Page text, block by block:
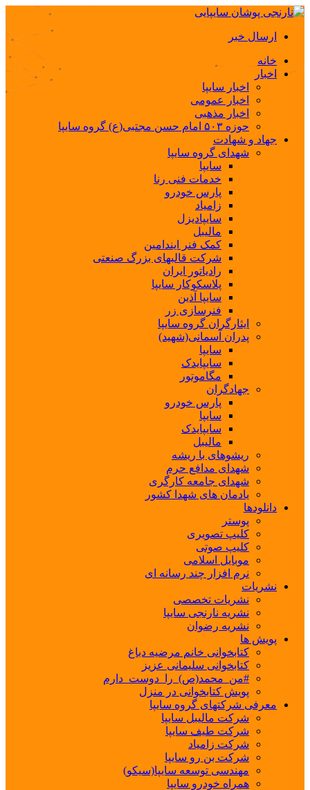
ارسال خبر
خانه
اخبار
اخبار سایپا
اخبار عمومی
اخبار مذهبی
حوزه ۵۰۳ امام حسن مجتبی(ع) گروه سایپا
جهاد و شهادت
شهدای گروه سایپا
سایپا
خدمات فنی رنا
پارس خودرو
زامیاد
سایپادیزل
مالیبل
کمک فنر ایندامین
شرکت قالبهای بزرگ صنعتی
رادیاتور ایران
پلاسکوکار سایپا
سایپا آذین
فنرسازی زر
ایثارگران گروه سایپا
پدران آسمانی(شهید)
سایپا
سایپایدک
مگاموتور
جهادگران
پارس خودرو
سایپا
سایپایدک
مالیبل
ریشوهای با ریشه
شهدای مدافع حرم
شهدای جامعه کارگری
یادمان های شهدا کشور
دانلودها
پوستر
کلیپ تصویری
کلیپ صوتی
موبایل اسلامی
نرم افزار چند رسانه ای
نشریات
نشریات تخصصی
نشریه نارنجی سایپا
نشریه رضوان
پویش ها
کتابخوانی خانم مرضیه دباغ
کتابخوانی سلیمانی عزیز
#من_محمد(ص)_را_دوست_دارم
پویش کتابخوانی در منزل
معرفی شرکتهای گروه سایپا
شرکت مالیبل سایپا
شرکت طیف سایپا
شرکت زامیاد
شرکت بن رو سایپا
مهندسی توسعه سایپا(سیکو)
همراه خودرو سایپا